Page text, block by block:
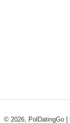
© 2026, PolDatingGo |